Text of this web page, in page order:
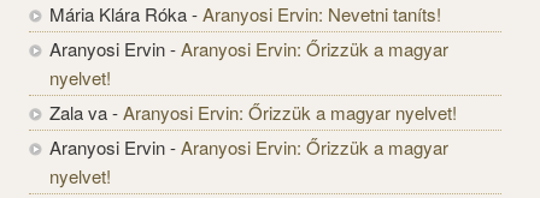
Mária Klára Róka-Aranyosi Ervin: Nevetni taníts!
Aranyosi Ervin-Aranyosi Ervin: Őrizzük a magyar
nyelvet!
Zala va-Aranyosi Ervin: Őrizzük a magyar nyelvet!
Aranyosi Ervin-Aranyosi Ervin: Őrizzük a magyar
nyelvet!